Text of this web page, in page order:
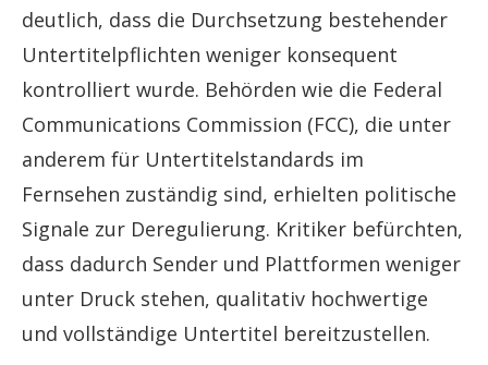
deutlich, dass die Durchsetzung bestehender
Untertitelpflichten weniger konsequent
kontrolliert wurde. Behörden wie die Federal
Communications Commission (FCC), die unter
anderem für Untertitelstandards im
Fernsehen zuständig sind, erhielten politische
Signale zur Deregulierung. Kritiker befürchten,
dass dadurch Sender und Plattformen weniger
unter Druck stehen, qualitativ hochwertige
und vollständige Untertitel bereitzustellen.